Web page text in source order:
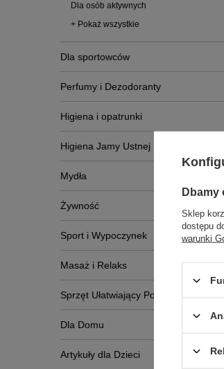
Dla osób aktywnych
+ Pokaż wszystkie
Dla sportowców
Perfumy i Dezodoranty
Higiena i opatrunki
Higiena Jamy Ustnej
Mydła
Żywność
Sport i Wypoczynek
Masaż i Relaks
Sprzęt Ułatwiający Poruszanie Się
Dla Domu
Artykuły dla Dzieci
Dbamy
Sklep
dostępu
warunki